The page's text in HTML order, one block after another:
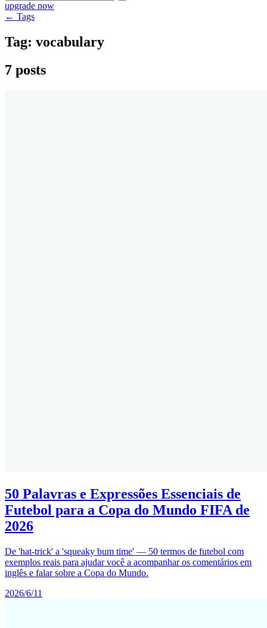
upgrade now
← Tags
Tag: vocabulary
7 posts
50 Palavras e Expressões Essenciais de
Futebol para a Copa do Mundo FIFA de
2026
De 'hat-trick' a 'squeaky bum time' — 50 termos de futebol com
exemplos reais para ajudar você a acompanhar os comentários em
inglês e falar sobre a Copa do Mundo.
2026/6/11